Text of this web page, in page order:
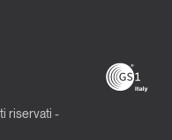
riservati -